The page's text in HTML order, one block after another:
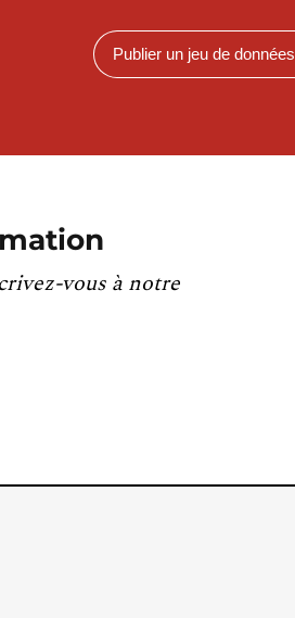
Publier un jeu de données
vous à notre